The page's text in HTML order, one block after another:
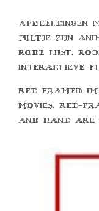
Afbeeldingen
pijltje zijn
rode lijst,
interactieve
Red-framed
movies. Red-
and hand are